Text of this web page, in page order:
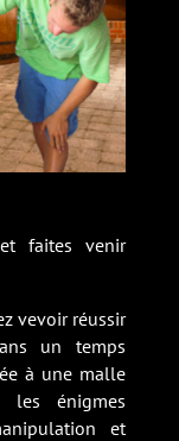
et faites venir
vevoir réussir
un temps
à une malle
les énigmes
et